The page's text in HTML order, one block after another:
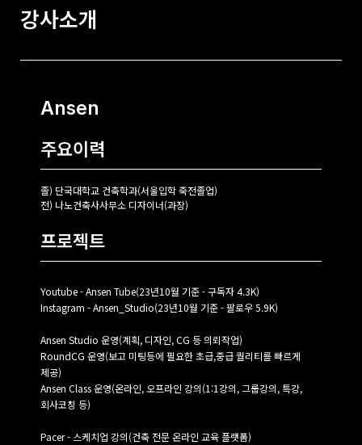
강사소개
Ansen
주요이력
졸) 단국대학교 건축학과(서울입학 죽전졸업)
전) 나노건축사사무소 디자이너(과장)
프로젝트
Youtube - Ansen Tube(23년10월 기준 - 구독자 4.3K)
Instagram - Ansen_Studio(23년10월 기준 - 팔로우 5.9K)
Ansen Studio 운영(계획, 디자인, CG 등 의뢰작업)
RoundCG 운영(보고 미팅등에 필요한 초급,중급 퀄리티를 빠르게
제공)
Ansen Class 운영(온라인, 오프라인 강의(1:1강의, 그룹강의, 특강,
회사코칭 등)
Pacer - 스케치업 강의(건축 전문 온라인 교육 플랫폼)